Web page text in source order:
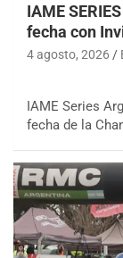
IAME
fecha con
4 agosto, 2026
IAME Series
fecha de la